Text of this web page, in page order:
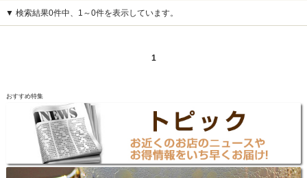
キッズルーム
安い デート
▼ 検索結果0件中、1～0件を表示しています。
1
おすすめ特集